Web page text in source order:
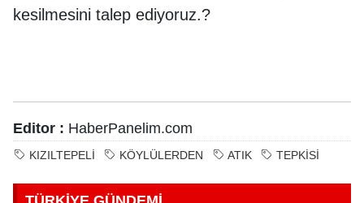
kesilmesini talep ediyoruz.?
Editor : HaberPanelim.com
KIZILTEPELİ KÖYLÜLERDEN ATIK TEPKİSİ